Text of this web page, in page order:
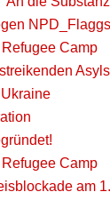
Camp
Camp
am